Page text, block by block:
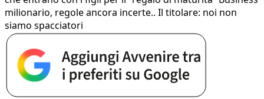
milionario, regole ancora incerte.. Il titolare: noi non
siamo spacciatori